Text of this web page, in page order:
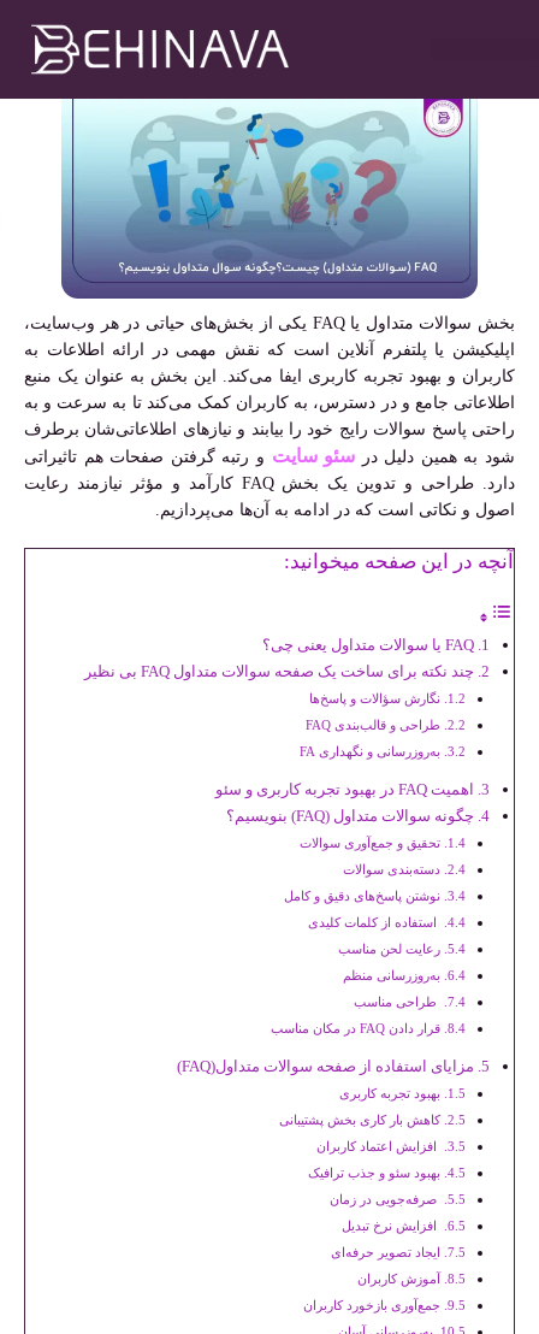
اسفند ۳, ۱۴۰۳ ۱۲:۰۰ ب٫ظ
بخش سوالات متداول یا FAQ یکی از بخش‌های حیاتی در هر وب‌سایت،
اپلیکیشن یا پلتفرم آنلاین است که نقش مهمی در ارائه اطلاعات به
کاربران و بهبود تجربه کاربری ایفا می‌کند. این بخش به عنوان یک منبع
اطلاعاتی جامع و در دسترس، به کاربران کمک می‌کند تا به سرعت و به
راحتی پاسخ سوالات رایج خود را بیابند و نیازهای اطلاعاتی‌شان برطرف
شود به همین دلیل در سئو سایت و رتبه گرفتن صفحات هم تاثیراتی
دارد. طراحی و تدوین یک بخش FAQ کارآمد و مؤثر نیازمند رعایت
اصول و نکاتی است که در ادامه به آن‌ها می‌پردازیم.
آنچه در این صفحه میخوانید:
FAQ یا سوالات متداول یعنی چی؟
چند نکته برای ساخت یک صفحه سوالات متداول FAQ بی نظیر
نگارش سؤالات و پاسخ‌ها
طراحی و قالب‌بندی FAQ
به‌روزرسانی و نگهداری FA
اهمیت FAQ در بهبود تجربه کاربری و سئو
چگونه سوالات متداول (FAQ) بنویسیم؟
تحقیق و جمع‌آوری سوالات
دسته‌بندی سوالات
نوشتن پاسخ‌های دقیق و کامل
استفاده از کلمات کلیدی
رعایت لحن مناسب
به‌روزرسانی منظم
طراحی مناسب
قرار دادن FAQ در مکان مناسب
مزایای استفاده از صفحه سوالات متداول(FAQ)
بهبود تجربه کاربری
کاهش بار کاری بخش پشتیبانی
افزایش اعتماد کاربران
بهبود سئو و جذب ترافیک
صرفه‌جویی در زمان
افزایش نرخ تبدیل
ایجاد تصویر حرفه‌ای
آموزش کاربران
جمع‌آوری بازخورد کاربران